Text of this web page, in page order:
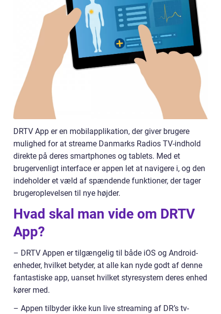
DRTV App er en mobilapplikation, der giver brugere
mulighed for at streame Danmarks Radios TV-indhold
direkte på deres smartphones og tablets. Med et
brugervenligt interface er appen let at navigere i, og den
indeholder et væld af spændende funktioner, der tager
brugeroplevelsen til nye højder.
Hvad skal man vide om DRTV
App?
– DRTV Appen er tilgængelig til både iOS og Android-
enheder, hvilket betyder, at alle kan nyde godt af denne
fantastiske app, uanset hvilket styresystem deres enhed
kører med.
– Appen tilbyder ikke kun live streaming af DR’s tv-